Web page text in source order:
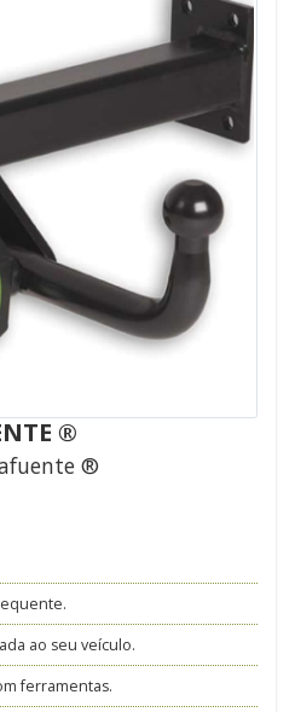
®
®
ao seu veículo.
ferramentas.